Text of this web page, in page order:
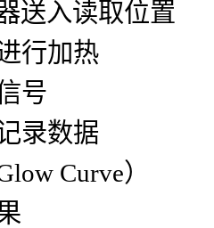
送入读取位置
行加热
号
录数据
Curve）